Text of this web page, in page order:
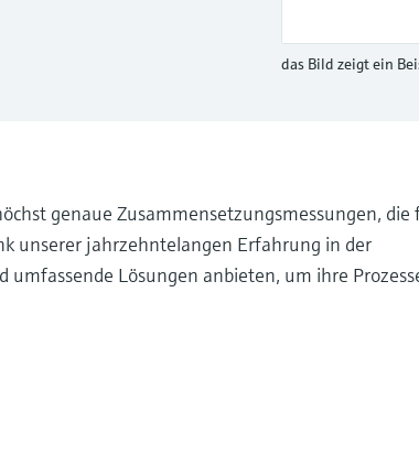
das Bild zeigt ein
genaue Zusammensetzungsmessungen, die
unserer jahrzehntelangen Erfahrung in der
Lösungen anbieten, um ihre